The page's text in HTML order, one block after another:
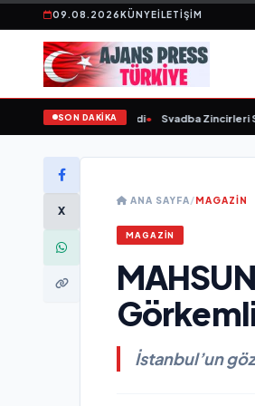
09.08.2026KÜNYEİLETIŞIM
SON DAKİKA
yaşamını yitirdi• Svadba Zincirleri Sahibi
X
ANA SAYFA/MAGAZİN
MAGAZİN
İstanbul’un